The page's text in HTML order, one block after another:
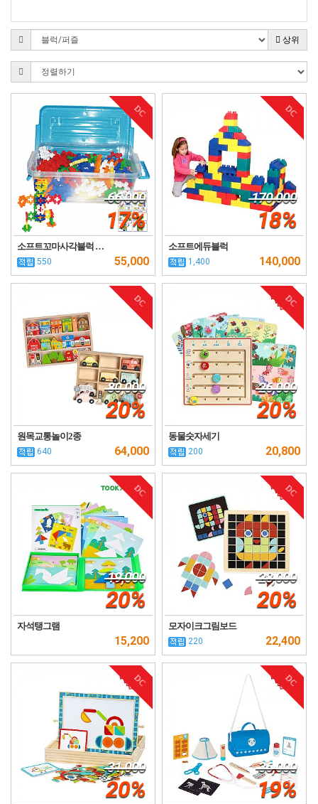
상위
DC
66,000
17%
소프트꼬마사각블럭 …
550 55,000
DC
170,000
18%
소프트에듀블럭
1,400 140,000
DC
80,000
20%
원목교통놀이2종
640 64,000
DC
26,000
20%
동물숫자세기
200 20,800
DC
19,000
20%
자석탱그램
15,200
DC
28,000
20%
모자이크그림보드
220 22,400
DC
31,000
20%
DC
36,000
19%